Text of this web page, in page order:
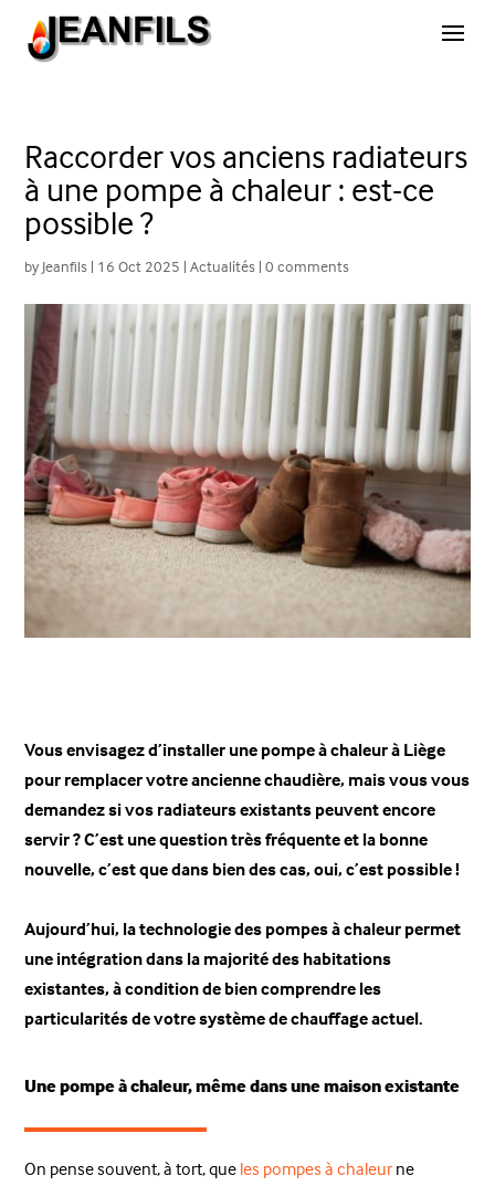
Raccorder vos anciens radiateurs
à une pompe à chaleur : est-ce
possible ?
by Jeanfils | 16 Oct 2025 |Actualités |0 comments
Vous envisagez d’installer une pompe à chaleur à Liège
pour remplacer votre ancienne chaudière, mais vous vous
demandez si vos radiateurs existants peuvent encore
servir ?C’est une question très fréquente et la bonne
nouvelle, c’est que dans bien des cas, oui, c’est possible !
Aujourd’hui, la technologie des pompes à chaleur permet
une intégration dans la majorité des habitations
existantes, à condition de bien comprendre les
particularités de votre système de chauffage actuel.
Une pompe à chaleur, même dans une maison existante
On pense souvent, à tort, que les pompes à chaleur ne